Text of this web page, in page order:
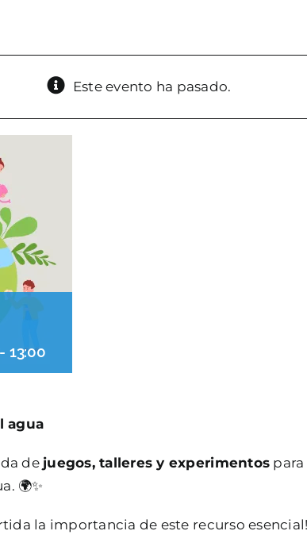
Este evento ha pasado.
13:00
agua
de juegos, talleres y experimentos
🌍✨
la importancia de este recurso esencial!